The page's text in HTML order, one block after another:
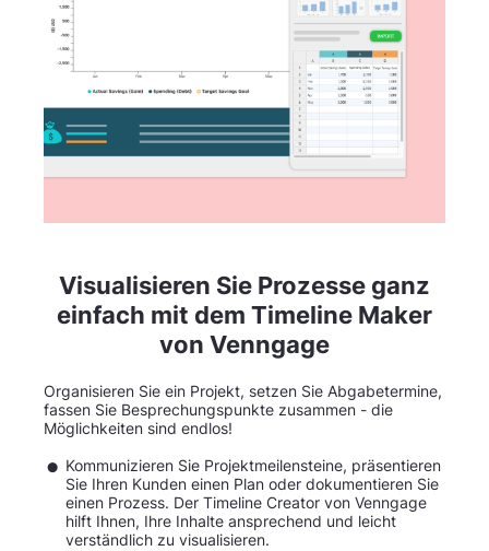
Visualisieren Sie Prozesse ganz
einfach mit dem Timeline Maker
von Venngage
Organisieren Sie ein Projekt, setzen Sie Abgabetermine,
fassen Sie Besprechungspunkte zusammen - die
Möglichkeiten sind endlos!
Kommunizieren Sie Projektmeilensteine, präsentieren
Sie Ihren Kunden einen Plan oder dokumentieren Sie
einen Prozess. Der Timeline Creator von Venngage
hilft Ihnen, Ihre Inhalte ansprechend und leicht
verständlich zu visualisieren.